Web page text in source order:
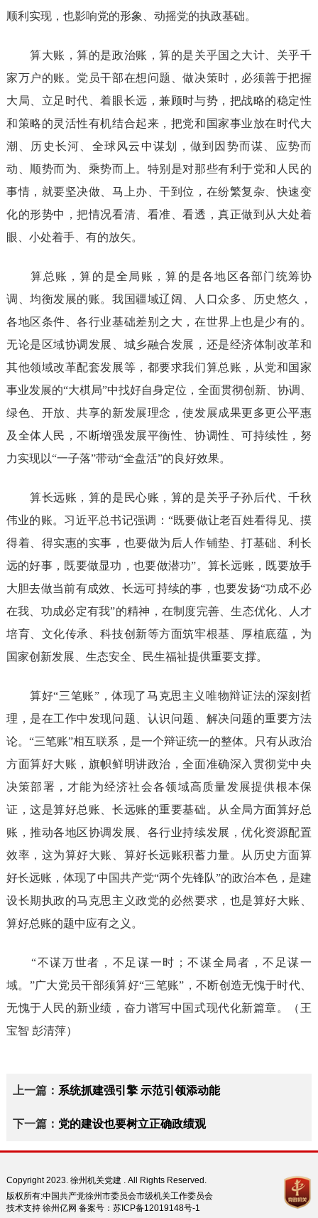
顺利实现，也影响党的形象、动摇党的执政基础。
算大账，算的是政治账，算的是关乎国之大计、关乎千
家万户的账。党员干部在想问题、做决策时，必须善于把握
大局、立足时代、着眼长远，兼顾时与势，把战略的稳定性
和策略的灵活性有机结合起来，把党和国家事业放在时代大
潮、历史长河、全球风云中谋划，做到因势而谋、应势而
动、顺势而为、乘势而上。特别是对那些有利于党和人民的
事情，就要坚决做、马上办、干到位，在纷繁复杂、快速变
化的形势中，把情况看清、看准、看透，真正做到从大处着
眼、小处着手、有的放矢。
算总账，算的是全局账，算的是各地区各部门统筹协
调、均衡发展的账。我国疆域辽阔、人口众多、历史悠久，
各地区条件、各行业基础差别之大，在世界上也是少有的。
无论是区域协调发展、城乡融合发展，还是经济体制改革和
其他领域改革配套发展等，都要求我们算总账，从党和国家
事业发展的“大棋局”中找好自身定位，全面贯彻创新、协调、
绿色、开放、共享的新发展理念，使发展成果更多更公平惠
及全体人民，不断增强发展平衡性、协调性、可持续性，努
力实现以“一子落”带动“全盘活”的良好效果。
算长远账，算的是民心账，算的是关乎子孙后代、千秋
伟业的账。习近平总书记强调：“既要做让老百姓看得见、摸
得着、得实惠的实事，也要做为后人作铺垫、打基础、利长
远的好事，既要做显功，也要做潜功”。算长远账，既要放手
大胆去做当前有成效、长远可持续的事，也要发扬“功成不必
在我、功成必定有我”的精神，在制度完善、生态优化、人才
培育、文化传承、科技创新等方面筑牢根基、厚植底蕴，为
国家创新发展、生态安全、民生福祉提供重要支撑。
算好“三笔账”，体现了马克思主义唯物辩证法的深刻哲
理，是在工作中发现问题、认识问题、解决问题的重要方法
论。“三笔账”相互联系，是一个辩证统一的整体。只有从政治
方面算好大账，旗帜鲜明讲政治，全面准确深入贯彻党中央
决策部署，才能为经济社会各领域高质量发展提供根本保
证，这是算好总账、长远账的重要基础。从全局方面算好总
账，推动各地区协调发展、各行业持续发展，优化资源配置
效率，这为算好大账、算好长远账积蓄力量。从历史方面算
好长远账，体现了中国共产党“两个先锋队”的政治本色，是建
设长期执政的马克思主义政党的必然要求，也是算好大账、
算好总账的题中应有之义。
“不谋万世者，不足谋一时；不谋全局者，不足谋一
域。”广大党员干部须算好“三笔账”，不断创造无愧于时代、
无愧于人民的新业绩，奋力谱写中国式现代化新篇章。（ 王
宝智 彭清萍）
上一篇： 系统抓建强引擎 示范引领添动能
下一篇： 党的建设也要树立正确政绩观
Copyright 2023. 徐州机关党建 . All Rights Reserved.
版权所有:中国共产党徐州市委员会市级机关工作委员会
技术支持 徐州亿网 备案号： 苏ICP备12019148号-1